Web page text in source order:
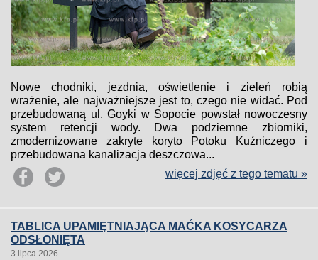
Nowe chodniki, jezdnia, oświetlenie i zieleń robią
wrażenie, ale najważniejsze jest to, czego nie widać. Pod
przebudowaną ul. Goyki w Sopocie powstał nowoczesny
system retencji wody. Dwa podziemne zbiorniki,
zmodernizowane zakryte koryto Potoku Kuźniczego i
przebudowana kanalizacja deszczowa...
więcej zdjęć z tego tematu »
TABLICA UPAMIĘTNIAJĄCA MAĆKA KOSYCARZA
ODSŁONIĘTA
3 lipca 2026